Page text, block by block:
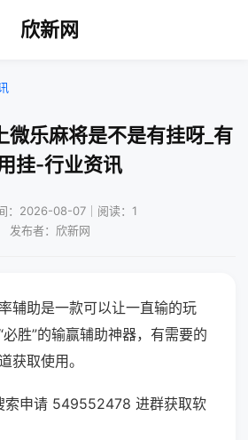
欣新网
微乐麻将是不是有挂呀_有
挂-行业资讯
：2026-08-07｜阅读：1
发布者：欣新网
辅助是一款可以让一直输的玩
胜”的输赢辅助神器，有需要的
获取使用。
索申请 549552478 进群获取软